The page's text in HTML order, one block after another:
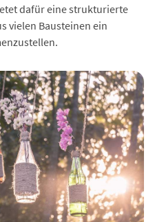
dafür eine strukturierte
vielen Bausteinen ein